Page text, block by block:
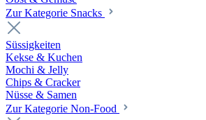
Zur Kategorie Snacks
Süssigkeiten
Kekse & Kuchen
Mochi & Jelly
Chips & Cracker
Nüsse & Samen
Zur Kategorie Non-Food